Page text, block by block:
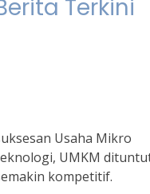
Terkini
Usaha Mikro
UMKM
kompetitif.